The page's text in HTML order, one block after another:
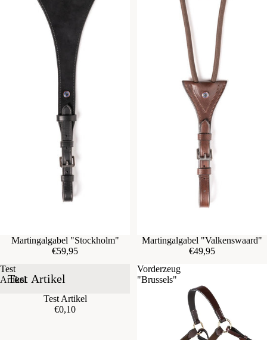
Martingalgabel "Stockholm"
€59,95
Martingalgabel "Valkenswaard"
€49,95
Test
Artikel
Test Artikel
Test Artikel
€0,10
Vorderzeug
"Brussels"